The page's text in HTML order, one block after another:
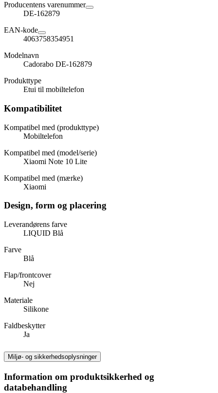
Producentens varenummer
DE-162879
EAN-kode
4063758354951
Modelnavn
Cadorabo DE-162879
Produkttype
Etui til mobiltelefon
Kompatibilitet
Kompatibel med (produkttype)
Mobiltelefon
Kompatibel med (model/serie)
Xiaomi Note 10 Lite
Kompatibel med (mærke)
Xiaomi
Design, form og placering
Leverandørens farve
LIQUID Blå
Farve
Blå
Flap/frontcover
Nej
Materiale
Silikone
Faldbeskytter
Ja
Miljø- og sikkerhedsoplysninger
Information om produktsikkerhed og
databehandling